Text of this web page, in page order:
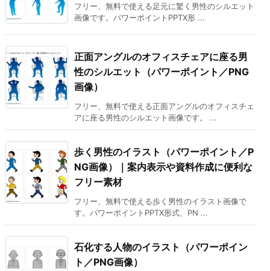
フリー、無料で使える足元に驚く男性のシルエット
画像です。パワーポイントPPTX形 ...
正面アングルのオフィスチェアに座る男
性のシルエット（パワーポイント／PNG
画像）
フリー、無料で使える正面アングルのオフィスチェ
アに座る男性のシルエット画像です。 ...
歩く男性のイラスト（パワーポイント／P
NG画像）｜案内表示や資料作成に便利な
フリー素材
フリー、無料で使える歩く男性のイラスト画像で
す。パワーポイントPPTX形式、PN ...
石化する人物のイラスト（パワーポイン
ト／PNG画像）